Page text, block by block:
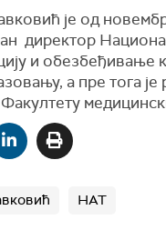
је од
директор
и обезбеђивање
а пре тога је
НАТ